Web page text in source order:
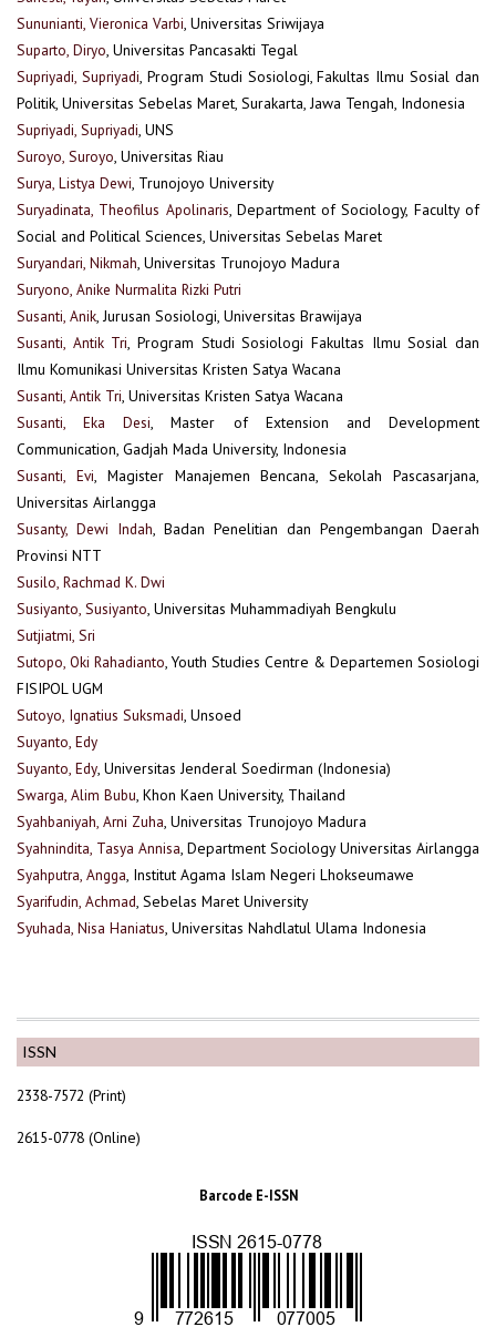
ISSN
2338-7572 (Print)
2615-0778 (Online)
Barcode E-ISSN
Sununianti, Vieronica Varbi, Universitas Sriwijaya
Suparto, Diryo, Universitas Pancasakti Tegal
Supriyadi, Supriyadi, Program Studi Sosiologi, Fakultas Ilmu Sosial dan
Politik, Universitas Sebelas Maret, Surakarta, Jawa Tengah, Indonesia
Supriyadi, Supriyadi, UNS
Suroyo, Suroyo, Universitas Riau
Surya, Listya Dewi, Trunojoyo University
Suryadinata, Theofilus Apolinaris, Department of Sociology, Faculty of
Social and Political Sciences, Universitas Sebelas Maret
Suryandari, Nikmah, Universitas Trunojoyo Madura
Suryono, Anike Nurmalita Rizki Putri
Susanti, Anik, Jurusan Sosiologi, Universitas Brawijaya
Susanti, Antik Tri, Program Studi Sosiologi Fakultas Ilmu Sosial dan
Ilmu Komunikasi Universitas Kristen Satya Wacana
Susanti, Antik Tri, Universitas Kristen Satya Wacana
Susanti, Eka Desi, Master of Extension and Development
Communication, Gadjah Mada University, Indonesia
Susanti, Evi, Magister Manajemen Bencana, Sekolah Pascasarjana,
Universitas Airlangga
Susanty, Dewi Indah, Badan Penelitian dan Pengembangan Daerah
Provinsi NTT
Susilo, Rachmad K. Dwi
Susiyanto, Susiyanto, Universitas Muhammadiyah Bengkulu
Sutjiatmi, Sri
Sutopo, Oki Rahadianto, Youth Studies Centre & Departemen Sosiologi
FISIPOL UGM
Sutoyo, Ignatius Suksmadi, Unsoed
Suyanto, Edy
Suyanto, Edy, Universitas Jenderal Soedirman (Indonesia)
Swarga, Alim Bubu, Khon Kaen University, Thailand
Syahbaniyah, Arni Zuha, Universitas Trunojoyo Madura
Syahnindita, Tasya Annisa, Department Sociology Universitas Airlangga
Syahputra, Angga, Institut Agama Islam Negeri Lhokseumawe
Syarifudin, Achmad, Sebelas Maret University
Syuhada, Nisa Haniatus, Universitas Nahdlatul Ulama Indonesia